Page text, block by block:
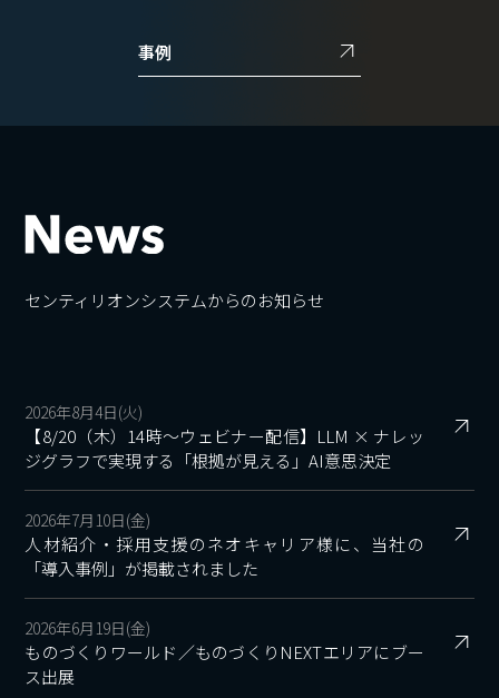
事例
センティリオンシステムからのお知らせ
2026年8月4日(火)
【8/20（木）14時～ウェビナー配信】LLM × ナレッ
ジグラフで実現する「根拠が見える」AI意思決定
2026年7月10日(金)
人材紹介・採用支援のネオキャリア様に、当社の
「導入事例」が掲載されました
2026年6月19日(金)
ものづくりワールド／ものづくりNEXTエリアにブー
ス出展